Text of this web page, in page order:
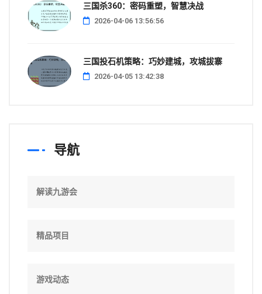
三国杀360：密码重塑，智慧决战
2026-04-06 13:56:56
三国投石机策略：巧妙建城，攻城拔寨
2026-04-05 13:42:38
导航
解读九游会
精品项目
游戏动态